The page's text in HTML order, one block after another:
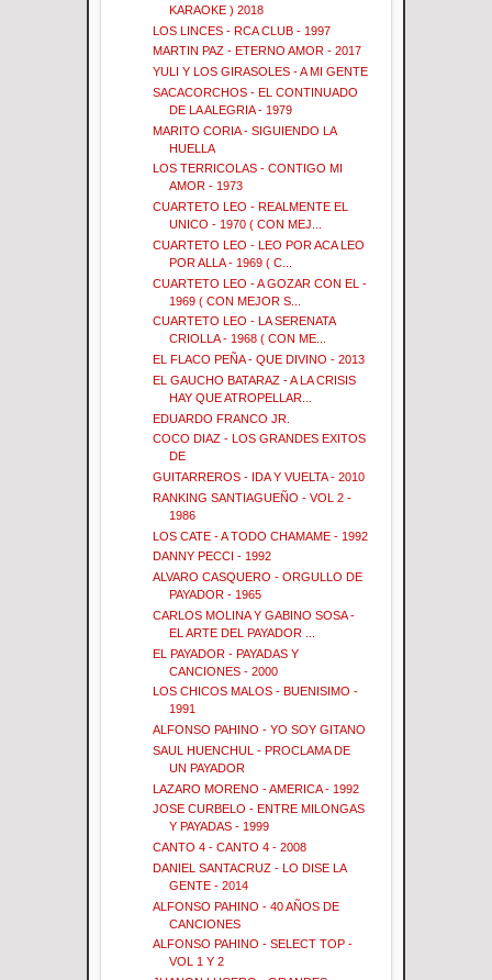
KARAOKE ) 2018
LOS LINCES - RCA CLUB - 1997
MARTIN PAZ - ETERNO AMOR - 2017
YULI Y LOS GIRASOLES - A MI GENTE
SACACORCHOS - EL CONTINUADO
DE LA ALEGRIA - 1979
MARITO CORIA - SIGUIENDO LA
HUELLA
LOS TERRICOLAS - CONTIGO MI
AMOR - 1973
CUARTETO LEO - REALMENTE EL
UNICO - 1970 ( CON MEJ...
CUARTETO LEO - LEO POR ACA LEO
POR ALLA - 1969 ( C...
CUARTETO LEO - A GOZAR CON EL -
1969 ( CON MEJOR S...
CUARTETO LEO - LA SERENATA
CRIOLLA - 1968 ( CON ME...
EL FLACO PEÑA - QUE DIVINO - 2013
EL GAUCHO BATARAZ - A LA CRISIS
HAY QUE ATROPELLAR...
EDUARDO FRANCO JR.
COCO DIAZ - LOS GRANDES EXITOS
DE
GUITARREROS - IDA Y VUELTA - 2010
RANKING SANTIAGUEÑO - VOL 2 -
1986
LOS CATE - A TODO CHAMAME - 1992
DANNY PECCI - 1992
ALVARO CASQUERO - ORGULLO DE
PAYADOR - 1965
CARLOS MOLINA Y GABINO SOSA -
EL ARTE DEL PAYADOR ...
EL PAYADOR - PAYADAS Y
CANCIONES - 2000
LOS CHICOS MALOS - BUENISIMO -
1991
ALFONSO PAHINO - YO SOY GITANO
SAUL HUENCHUL - PROCLAMA DE
UN PAYADOR
LAZARO MORENO - AMERICA - 1992
JOSE CURBELO - ENTRE MILONGAS
Y PAYADAS - 1999
CANTO 4 - CANTO 4 - 2008
DANIEL SANTACRUZ - LO DISE LA
GENTE - 2014
ALFONSO PAHINO - 40 AÑOS DE
CANCIONES
ALFONSO PAHINO - SELECT TOP -
VOL 1 Y 2